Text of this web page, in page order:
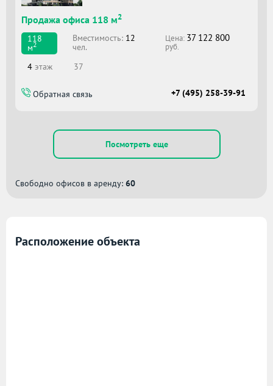
Продажа офиса 118 м2
118
м2
Вместимоcть: 12
чел.
Цена: 37 122 800
руб.
4 этаж 37
Обратная связь +7 (495) 258-39-91
Посмотреть еще
Свободно офисов в аренду: 60
Расположение объекта